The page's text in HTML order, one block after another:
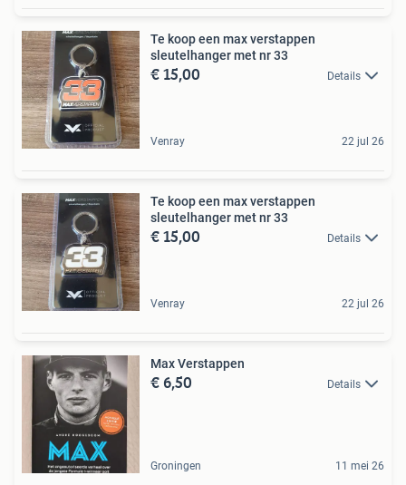
Te koop een max verstappen
sleutelhanger met nr 33
€ 15,00 Details
Venray 22 jul 26
Te koop een max verstappen
sleutelhanger met nr 33
€ 15,00 Details
Venray 22 jul 26
Max Verstappen
€ 6,50 Details
Groningen 11 mei 26